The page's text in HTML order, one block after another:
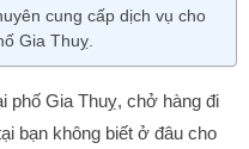
cung cấp dịch vụ cho
Gia Thuỵ.
phố Gia Thuỵ, chở hàng đi
bạn không biết ở đâu cho